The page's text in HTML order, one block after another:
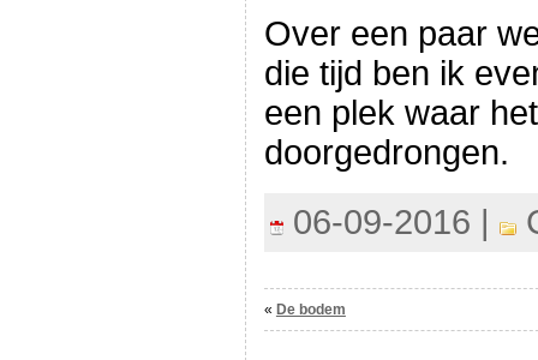
Over een paar
die tijd ben ik
een plek waar
doorgedrongen.
06-09-2016 |
« De bodem